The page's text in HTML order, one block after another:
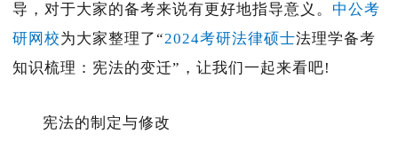
导，对于大家的备考来说有更好地指导意义。 中公考
研网校为大家整理了“2024考研法律硕士法理学备考
知识梳理： 宪法的变迁”，让我们一起来看吧!
宪法的制定与修改